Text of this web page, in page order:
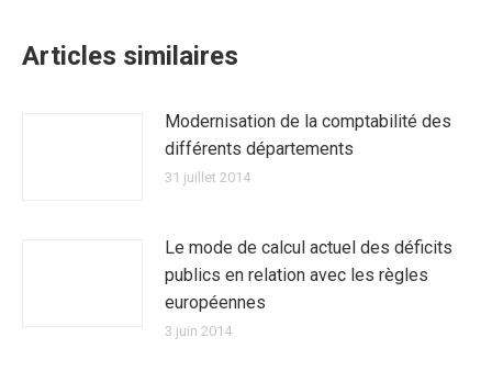
Articles similaires
Modernisation de la comptabilité des
différents départements
31 juillet 2014
Le mode de calcul actuel des déficits
publics en relation avec les règles
européennes
3 juin 2014